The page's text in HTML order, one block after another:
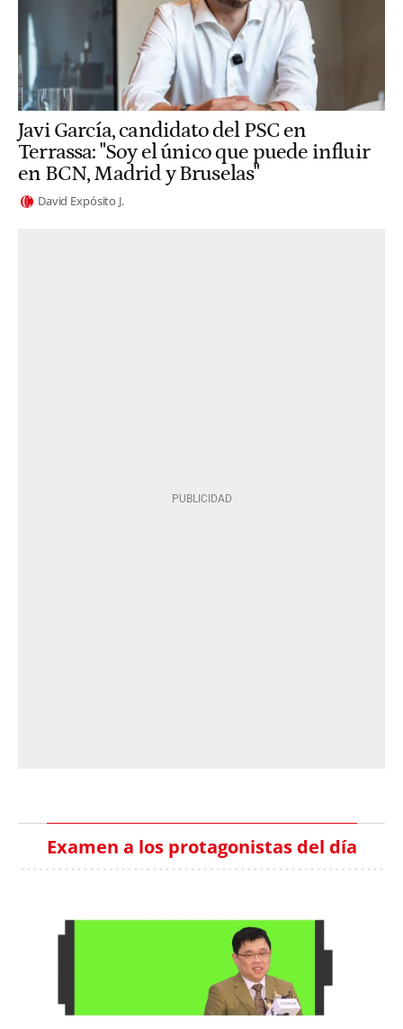
Javi García, candidato del PSC en
Terrassa: "Soy el único que puede influir
en BCN, Madrid y Bruselas"
David Expósito J.
Examen a los protagonistas del día